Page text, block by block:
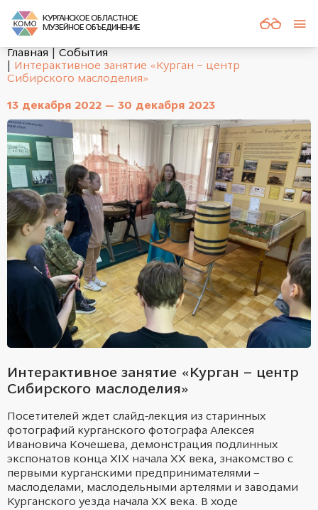
КУРГАНСКОЕ ОБЛАСТНОЕ
МУЗЕЙНОЕ ОБЪЕДИНЕНИЕ
Главная
События
Интерактивное занятие «Курган – центр
Сибирского маслоделия»
Интерактивное занятие «Курган – центр
Сибирского маслоделия»
Посетителей ждет слайд-лекция из старинных
фотографий курганского фотографа Алексея
Ивановича Кочешева, демонстрация подлинных
экспонатов конца XIX начала ХХ века, знакомство с
первыми курганскими предпринимателями –
маслоделами, маслодельными артелями и заводами
Курганского уезда начала ХХ века. В ходе
13 декабря 2022 — 30 декабря 2023